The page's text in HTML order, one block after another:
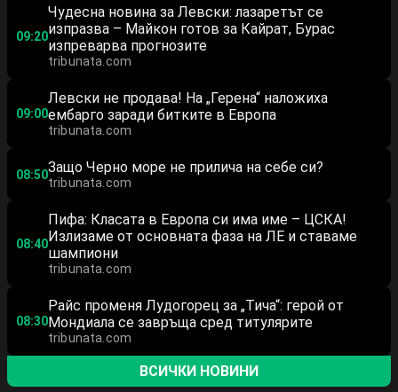
09:20
Чудесна новина за Левски: лазаретът се
изпразва – Майкон готов за Кайрат, Бурас
изпреварва прогнозите
tribunata.com
09:00
Левски не продава! На „Герена“ наложиха
ембарго заради битките в Европа
tribunata.com
08:50Защо Черно море не прилича на себе си?
tribunata.com
08:40
Пифа: Класата в Европа си има име – ЦСКА!
Излизаме от основната фаза на ЛЕ и ставаме
шампиони
tribunata.com
08:30
Райс променя Лудогорец за „Тича“: герой от
Мондиала се завръща сред титулярите
tribunata.com
ВСИЧКИ НОВИНИ